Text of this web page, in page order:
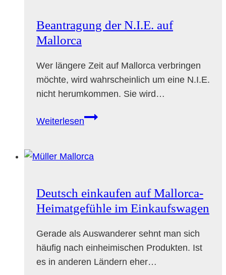
Wohnungssuche
Beantragung der N.I.E. auf
Mallorca
Wer längere Zeit auf Mallorca verbringen
möchte, wird wahrscheinlich um eine N.I.E.
nicht herumkommen. Sie wird…
WeiterlesenBeantragung
auf
Deutsch einkaufen auf Mallorca-
Heimatgefühle im Einkaufswagen
Gerade als Auswanderer sehnt man sich
häufig nach einheimischen Produkten. Ist
es in anderen Ländern eher…